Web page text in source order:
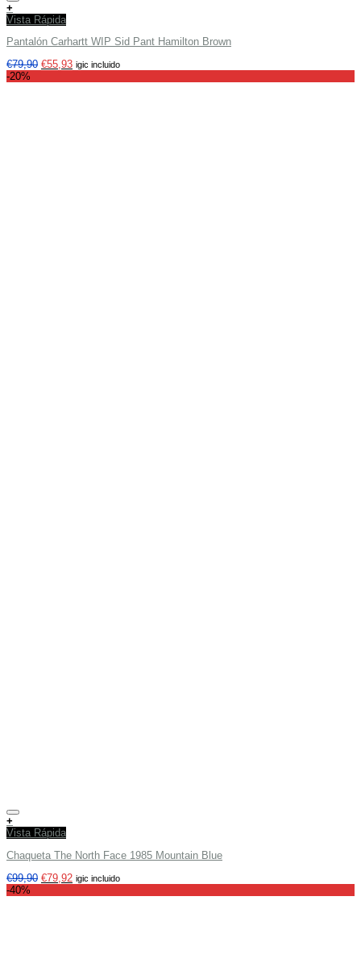
+
Vista Rápida
Pantalón Carhartt WIP Sid Pant Hamilton Brown
€79,90 €55,93 igic incluido
-20%
+
Vista Rápida
Chaqueta The North Face 1985 Mountain Blue
€99,90 €79,92 igic incluido
-40%